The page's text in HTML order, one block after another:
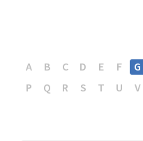
A B C D E F G
P
Q R S T U V